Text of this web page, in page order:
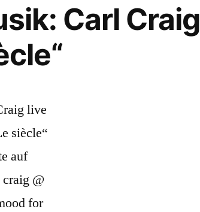
Carl Craig
live
siècle“
auf
@
for